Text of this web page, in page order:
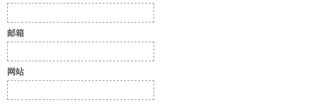
邮箱
网站